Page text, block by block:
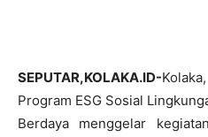
SEPUTAR,KOLAKA.ID-
Program ESG Sosial
Berdaya menggelar